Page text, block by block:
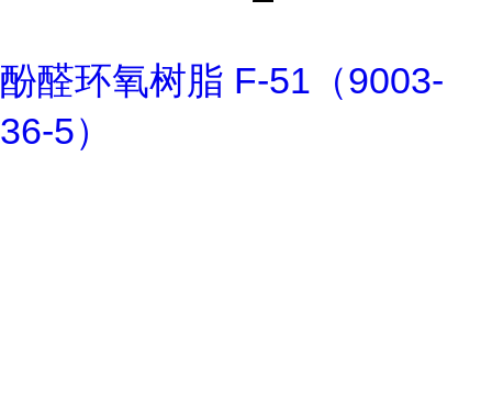
酚醛环氧树脂 F-51（9003-
36-5）